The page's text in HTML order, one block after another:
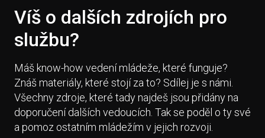
Víš o dalších zdrojích pro
službu?
Máš know-how vedení mládeže, které funguje?
Znáš materiály, které stojí za to? Sdílej je s námi.
Všechny zdroje, které tady najdeš jsou přidány na
doporučení dalších vedoucích. Tak se poděl o ty své
a pomoz ostatním mládežím v jejich rozvoji.